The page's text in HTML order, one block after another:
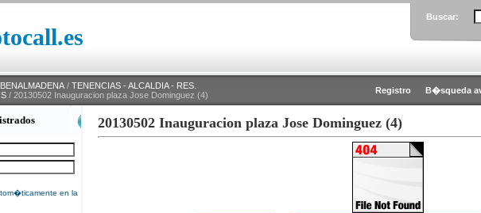
Buscar:
BENALMADENA / TENENCIAS - ALCALDIA - RES.
/ 20130502 Inauguracion plaza Jose Dominguez (4) Registro B�squeda
en la
20130502 Inauguracion plaza Jose Dominguez (4)